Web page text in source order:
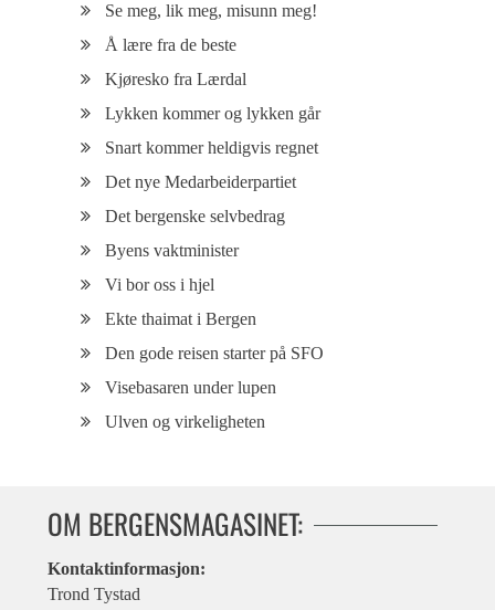
Se meg, lik meg, misunn meg!
Å lære fra de beste
Kjøresko fra Lærdal
Lykken kommer og lykken går
Snart kommer heldigvis regnet
Det nye Medarbeiderpartiet
Det bergenske selvbedrag
Byens vaktminister
Vi bor oss i hjel
Ekte thaimat i Bergen
Den gode reisen starter på SFO
Visebasaren under lupen
Ulven og virkeligheten
OM BERGENSMAGASINET:
Kontaktinformasjon:
Trond Tystad